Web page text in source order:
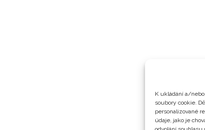
K ukládání a/
soubory cookie.
personalizované
údaje, jako je